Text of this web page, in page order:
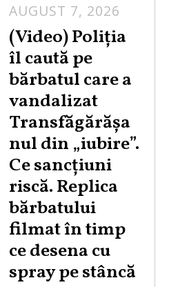
AUGUST 7, 2026
U
G
S
7
,
(Video) Poliția
îl caută pe
bărbatul care a
vandalizat
Transfăgărășa
nul din „iubire”.
Ce sancțiuni
riscă. Replica
bărbatului
filmat în timp
ce desena cu
spray pe stâncă